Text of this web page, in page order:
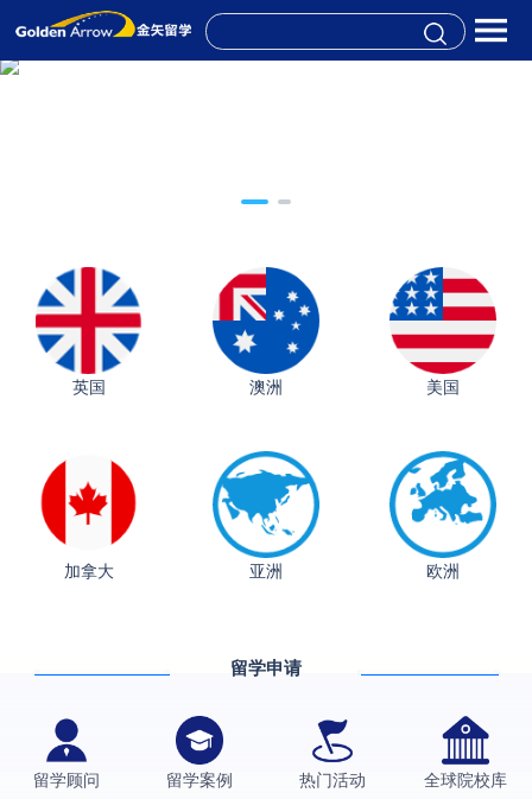
英国 澳洲 美国
加拿大 亚洲 欧洲
留学申请
留学顾问 留学案例 热门活动 全球院校库
伯明翰大学数字媒体与创意产业硕士录取案例
西南财经大学投资学背景，成功斩获英国名校多份